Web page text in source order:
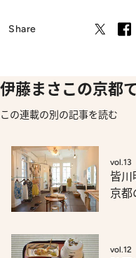
Share
伊藤まさこの京都
この連載の別の記事を読む
vol.13
皆
京都
vol.12